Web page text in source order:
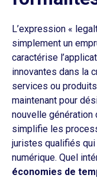
L’expression «
simplement un
caractérise
innovantes dans la
services ou
maintenant pour
nouvelle génération
simplifie les
juristes qualifiés qui
numérique. Quel
économies de